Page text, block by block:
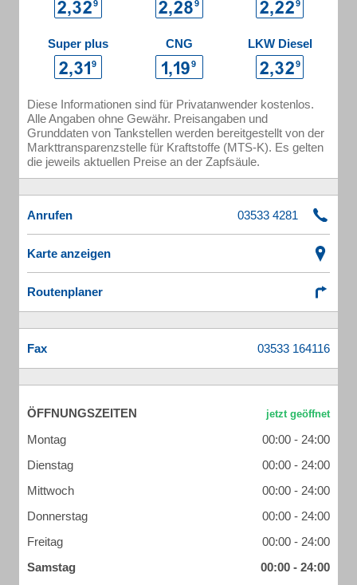
Super plus CNG LKW Diesel
Diese Informationen sind für Privatanwender kostenlos.
Alle Angaben ohne Gewähr. Preisangaben und
Grunddaten von Tankstellen werden bereitgestellt von der
Markttransparenzstelle für Kraftstoffe (MTS-K). Es gelten
die jeweils aktuellen Preise an der Zapfsäule.
Anrufen
Karte anzeigen
Routenplaner
Fax
ÖFFNUNGSZEITEN
Montag
00:00 - 24:00
Dienstag
00:00 - 24:00
Mittwoch
00:00 - 24:00
Donnerstag
00:00 - 24:00
Freitag
00:00 - 24:00
Samstag
00:00 - 24:00